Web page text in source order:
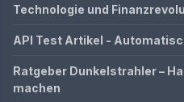
Technologie und
API Test Artikel -
Ratgeber Dunkelstrahler –
machen